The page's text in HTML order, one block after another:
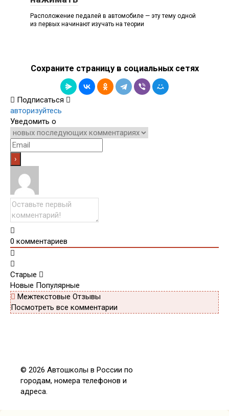
Расположение педалей в автомобиле — эту тему одной
из первых начинают изучать на теории
Сохраните страницу в социальных сетях
Подписаться
авторизуйтесь
Уведомить о
0 комментариев
Старые
Новые Популярные
Межтекстовые Отзывы
Посмотреть все комментарии
© 2026 Автошколы в России по
городам, номера телефонов и
адреса.